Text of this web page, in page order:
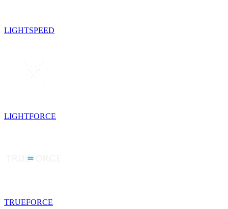
LIGHTSPEED
LIGHTFORCE
TRUEFORCE